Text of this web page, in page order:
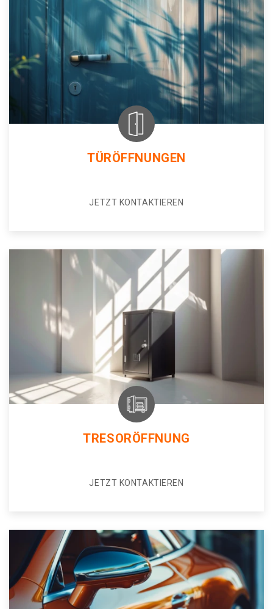
TÜRÖFFNUNGEN
JETZT KONTAKTIEREN
TRESORÖFFNUNG
JETZT KONTAKTIEREN